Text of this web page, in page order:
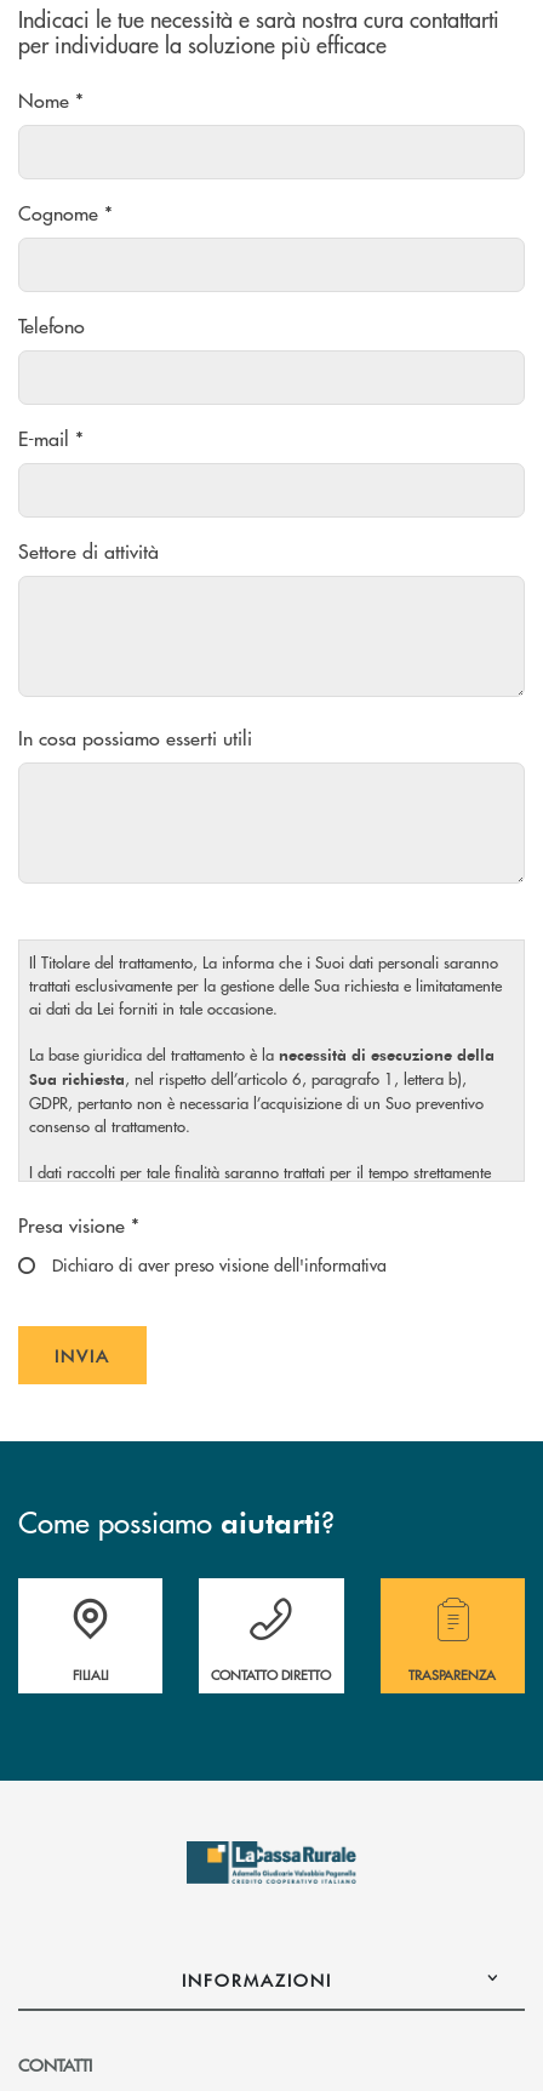
Indicaci le tue necessità e sarà nostra cura contattarti
per individuare la soluzione più efficace
Nome *
Cognome *
Telefono
E-mail *
Settore di attività
In cosa possiamo esserti utili
Il Titolare del trattamento, La informa che i Suoi dati personali saranno
trattati esclusivamente per la gestione delle Sua richiesta e limitatamente
ai dati da Lei forniti in tale occasione.
La base giuridica del trattamento è la necessità di esecuzione della
Sua richiesta, nel rispetto dell’articolo 6, paragrafo 1, lettera b),
GDPR, pertanto non è necessaria l’acquisizione di un Suo preventivo
consenso al trattamento.
I dati raccolti per tale finalità saranno trattati per il tempo strettamente
visionare l’informativa completa sul trattamento dei Suoi dati
Scegliere un'opzione
Presa visione *
Dichiaro di aver preso visione dell'informativa
INVIA
Come possiamo aiutarti?
Trova la filiale più vicina a te
FILIALI
Hai bisogno di assistenza immediata?
CONTATTO DIRETTO
Hai bisogno di
TRASPARENZA
INFORMAZIONI
CONTATTI